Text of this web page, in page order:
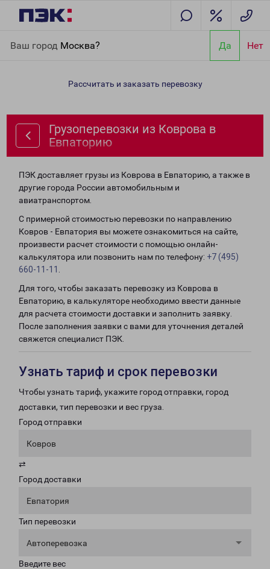
Ваш город Москва? Да Нет
Евпаторию
Рассчитать и заказать перевозку
Грузоперевозки из Коврова в
Евпаторию
ПЭК доставляет грузы из Коврова в Евпаторию, а также в
другие города России автомобильным и
авиатранспортом.
С примерной стоимостью перевозки по направлению
Ковров - Евпатория вы можете ознакомиться на сайте,
произвести расчет стоимости с помощью онлайн-
калькулятора или позвонить нам по телефону: +7 (495)
660-11-11
Для того, чтобы заказать перевозку из Коврова в
Евпаторию, в калькуляторе необходимо ввести данные
для расчета стоимости доставки и заполнить заявку.
После заполнения заявки с вами для уточнения деталей
свяжется специалист ПЭК.
Узнать тариф и срок перевозки
Чтобы узнать тариф, укажите город отправки, город
доставки, тип перевозки и вес груза.
Город отправки
Ковров
⇄
Город доставки
Евпатория
Тип перевозки
Автоперевозка
Введите вес